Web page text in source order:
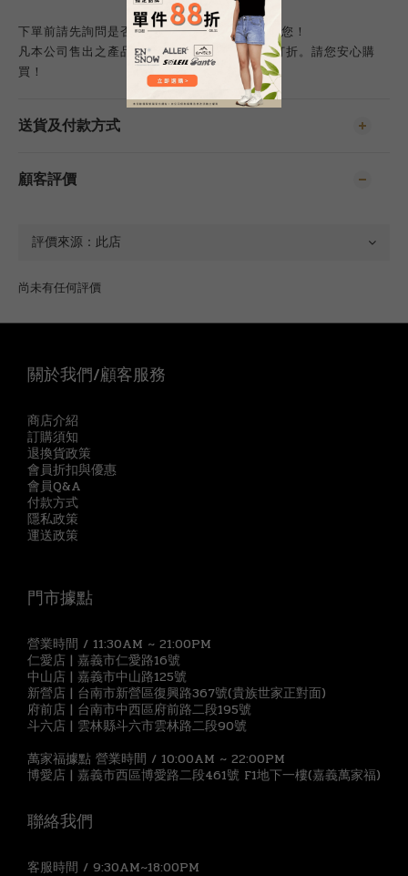
下單前請先詢問是否有貨，再下單付款唷~感謝您！
凡本公司售出之產品，皆享保固，服務保修不打折。請您安心購
買！
送貨及付款方式
顧客評價
尚未有任何評價
關於我們/顧客服務
商店介紹
訂購須知
退換貨政策
會員折扣與優惠
會員Q&A
付款方式
隱私政策
運送政策
門市據點
營業時間 / 11:30AM ~ 21:00PM
仁愛店 | 嘉義市仁愛路16號
中山店 | 嘉義市中山路125號
新營店 | 台南市新營區復興路367號(貴族世家正對面)
府前店 | 台南市中西區府前路二段195號
斗六店 | 雲林縣斗六市雲林路二段90號
萬家福據點 營業時間 / 10:00AM ~ 22:00PM
博愛店 | 嘉義市西區博愛路二段461號 F1地下一樓(嘉義萬家福)
聯絡我們
客服時間 / 9:30AM~18:00PM